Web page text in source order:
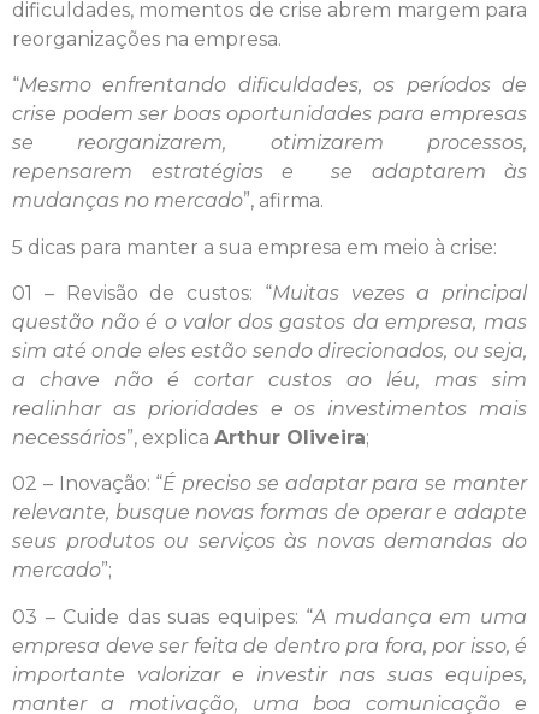
dificuldades, momentos de crise abrem margem para
reorganizações na empresa.
“Mesmo enfrentando dificuldades, os períodos de
crise podem ser boas oportunidades para empresas
se reorganizarem, otimizarem processos,
repensarem estratégias e se adaptarem às
mudanças no mercado”, afirma.
5 dicas para manter a sua empresa em meio à crise:
01 – Revisão de custos: “Muitas vezes a principal
questão não é o valor dos gastos da empresa, mas
sim até onde eles estão sendo direcionados, ou seja,
a chave não é cortar custos ao léu, mas sim
realinhar as prioridades e os investimentos mais
necessários”, explica Arthur Oliveira;
02 – Inovação: “É preciso se adaptar para se manter
relevante, busque novas formas de operar e adapte
seus produtos ou serviços às novas demandas do
mercado”;
03 – Cuide das suas equipes: “A mudança em uma
empresa deve ser feita de dentro pra fora, por isso, é
importante valorizar e investir nas suas equipes,
manter a motivação, uma boa comunicação e